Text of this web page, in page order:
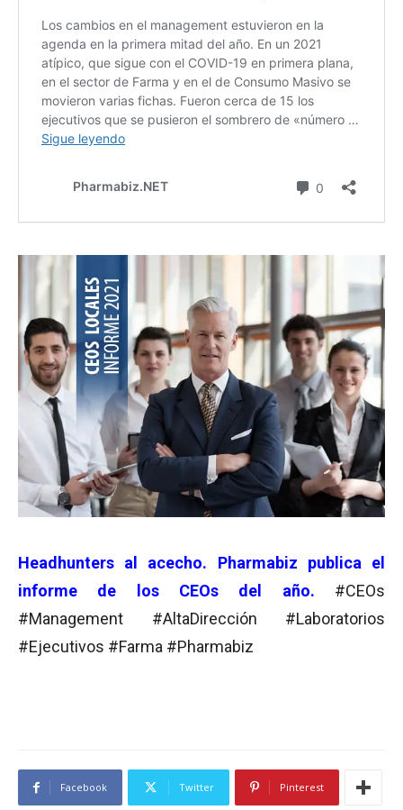
Headhunters al acecho. Pharmabiz publica el
informe de los CEOs del año.
#CEOs
#Management #AltaDirección #Laboratorios
#Ejecutivos #Farma #Pharmabiz
Facebook Twitter Pinterest